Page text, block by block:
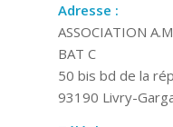
Adresse :
ASSOCIATION
BAT C
50 bis bd de la
93190 Livry-